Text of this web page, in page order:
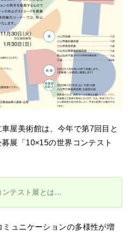
屋美術館は、今年で第7回目と
展「10×15の世界コンテスト
ンテスト展とは…
ミュニケーションの多様性が増